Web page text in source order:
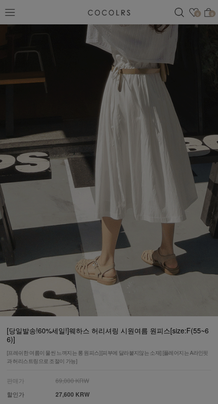
관심
0 0
검색
[당일발송!60%세일!]웨하스 허리셔링 시원여름 원피스[size:F(55~6
6)]
[프레쉬한 여름이 물씬 느껴지는 롱 원피스] [피부에 달라붙지않는 소재] [플레어지는 A라인핏
과 허리스트링으로 조절이 가능]
판매가
69,000 KRW
할인가
27,600 KRW